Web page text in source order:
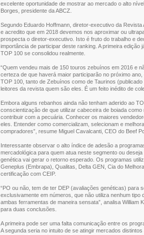
excelente oportunidade de mostrar ao mercado o alto
Borges, presidente da ABCZ.
Segundo Eduardo Hoffmann, diretor-executivo da
e acredito que em 2018 devemos nos aproximar ou
prospecta o diretor-executivo. Isto é fruto do trabalho e
importância de participar deste ranking. A primeira
TOP 100 se consolidou realmente.
“Quem vendeu mais de 150 touros zebuínos em 2016 e
certeza de que haverá maior participarão no próximo
TOP 100, tanto de Zebuínos como de Taurinos
leitores da revista quem são eles. É um feito inédito de
Embora alguns rebanhos ainda não tenham aderido ao
conscientização de que utilizar cabeceira de boiada
contribuir com a pecuária. Conhecer os maiores
eles. Entender como comercializam, selecionam e
compradores”, resume Miguel Cavalcanti, CEO do Beef
Interessante observar o alto índice de adesão a
mercadológica para quem atua neste segmento ou
genética vai gerar o retorno esperado. Os programas
Geneplus (Embrapa), Qualitas, Delta GEN, Cia do
certificação com CEIP.
“PO ou não, tem de ter DEP (avaliações genéticas) para
exclusivamente em números, que não utiliza nenhum
ambas ferramentas de maneira sensata”, analisa
para duas conclusões.
A primeira pode ser uma falta comunicação entre os
A segunda seria no intuito de se atingir mercados